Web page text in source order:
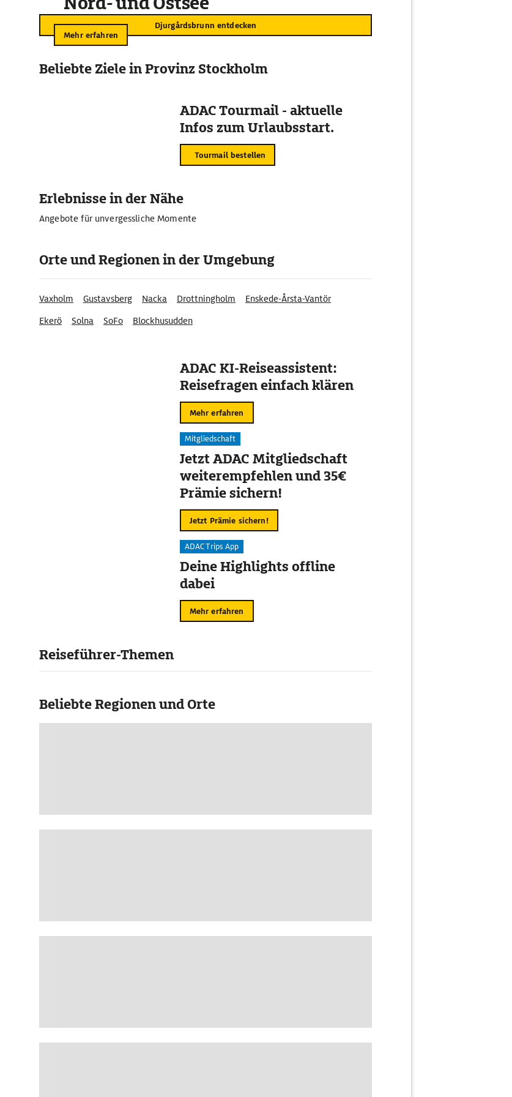
Djurgårdsbrunn entdecken
Mehr erfahren
Beliebte Ziele in Provinz Stockholm
ADAC Tourmail - aktuelle
Infos zum Urlaubsstart.
Tourmail bestellen
Erlebnisse in der Nähe
Angebote für unvergessliche Momente
Orte und Regionen in der Umgebung
Vaxholm Gustavsberg Nacka Drottningholm
Enskede-Årsta-Vantör
Ekerö
Solna SoFo Blockhusudden
ADAC KI-Reiseassistent:
Reisefragen einfach klären
Mehr erfahren
Mitgliedschaft
Jetzt ADAC Mitgliedschaft
weiterempfehlen und 35€
Prämie sichern!
Jetzt Prämie sichern!
ADAC Trips App
Deine Highlights offline
dabei
Mehr erfahren
Reiseführer-Themen
Beliebte Regionen und Orte